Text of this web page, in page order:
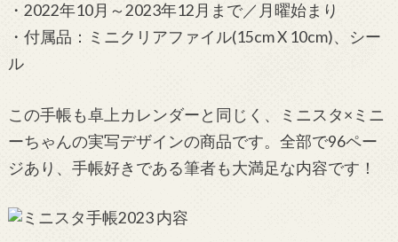
・2022年10月～2023年12月まで／月曜始まり
・付属品：ミニクリアファイル(15cm X 10cm)、シー
ル
この手帳も卓上カレンダーと同じく、ミニスタ×ミニ
ーちゃんの実写デザインの商品です。全部で96ペー
ジあり、手帳好きである筆者も大満足な内容です！